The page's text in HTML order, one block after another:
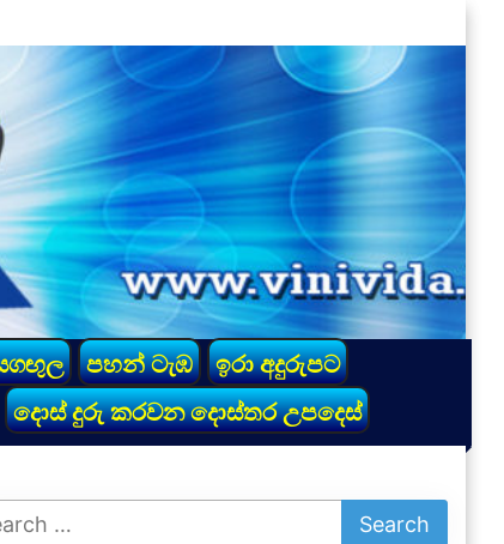
පහන් ටැඹ
ඉරා අදුරුපට
දොස් දුරු කරවන දොස්තර උපදෙස්